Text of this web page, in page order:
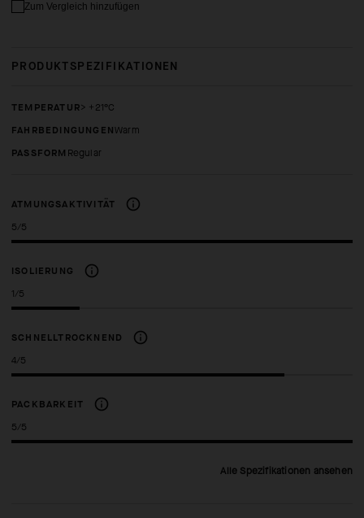
Zum Vergleich hinzufügen
PRODUKTSPEZIFIKATIONEN
TEMPERATUR
> +21°C
FAHRBEDINGUNGEN
Warm
PASSFORM
regular
ATMUNGSAKTIVITÄT
5/5
ISOLIERUNG
1/5
SCHNELLTROCKNEND
4/5
PACKBARKEIT
5/5
Alle Spezifikationen ansehen